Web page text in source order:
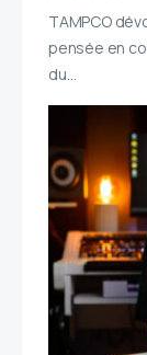
TAMPCO
pensée en
du…